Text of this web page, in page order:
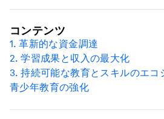
コンテンツ
1. 革新的な資金調達
2. 学習成果と収入の最大化
3. 持続可能な教育とスキルのエコ
青少年教育の強化